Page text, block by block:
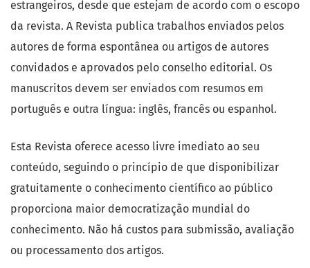
estrangeiros, desde que estejam de acordo com o escopo
da revista. A Revista publica trabalhos enviados pelos
autores de forma espontânea ou artigos de autores
convidados e aprovados pelo conselho editorial. Os
manuscritos devem ser enviados com resumos em
português e outra língua: inglês, francês ou espanhol.
Esta Revista oferece acesso livre imediato ao seu
conteúdo, seguindo o princípio de que disponibilizar
gratuitamente o conhecimento científico ao público
proporciona maior democratização mundial do
conhecimento. Não há custos para submissão, avaliação
ou processamento dos artigos.